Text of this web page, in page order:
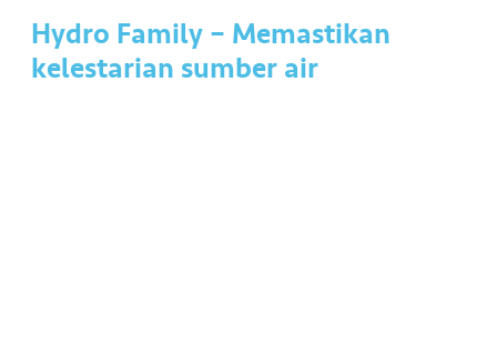
Hydro Family – Memastikan
kelestarian sumber air
P
er
u
•••
•••